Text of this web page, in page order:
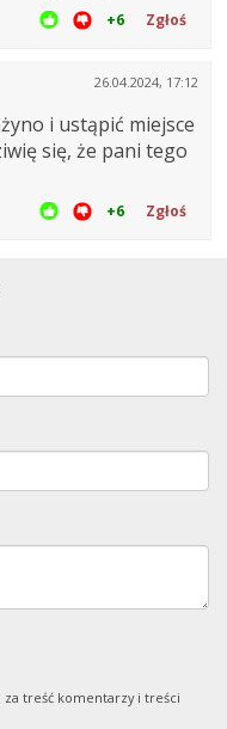
+6 Zgłoś
26.04.2024, 17:12
i ustąpić miejsce
się, że pani tego
+6 Zgłoś
treść komentarzy i treści